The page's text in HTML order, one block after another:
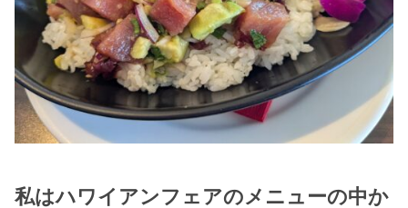
私はハワイアンフェアのメニューの中か